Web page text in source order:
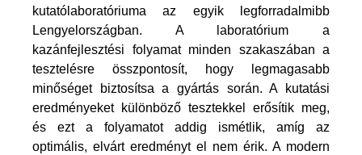
kutatólaboratóriuma az egyik legforradalmibb
Lengyelországban. A laboratórium a
kazánfejlesztési folyamat minden szakaszában a
tesztelésre összpontosít, hogy legmagasabb
minőséget biztosítsa a gyártás során. A kutatási
eredményeket különböző tesztekkel erősítik meg,
és ezt a folyamatot addig ismétlik, amíg az
optimális, elvárt eredményt el nem érik. A modern